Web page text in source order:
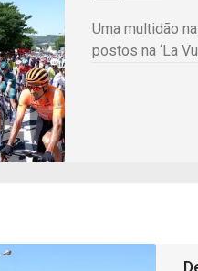
Uma multidão
postos na ‘La